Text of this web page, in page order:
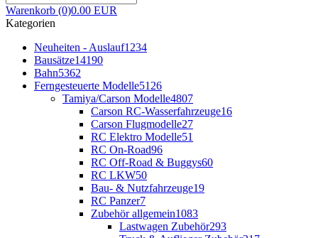
Warenkorb (0)0.00 EUR
Kategorien
Neuheiten - Auslauf1234
Bausätze14190
Bahn5362
Ferngesteuerte Modelle5126
Tamiya/Carson Modelle4807
Carson RC-Wasserfahrzeuge16
Carson Flugmodelle27
RC Elektro Modelle51
RC On-Road96
RC Off-Road & Buggys60
RC LKW50
Bau- & Nutzfahrzeuge19
RC Panzer7
Zubehör allgemein1083
Lastwagen Zubehör293